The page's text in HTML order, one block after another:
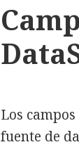
Los
fuente de